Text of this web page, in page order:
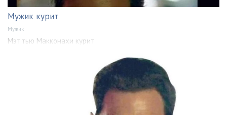
Мужик курит
Мужик
Мэттью Макконахи курит